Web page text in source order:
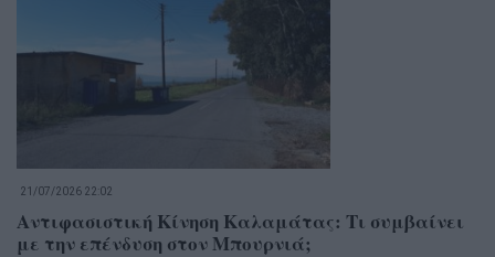
21/07/2026 22:02
Αντιφασιστική Κίνηση Καλαμάτας: Τι συμβαίνει
με την επένδυση στον Μπουρνιά;